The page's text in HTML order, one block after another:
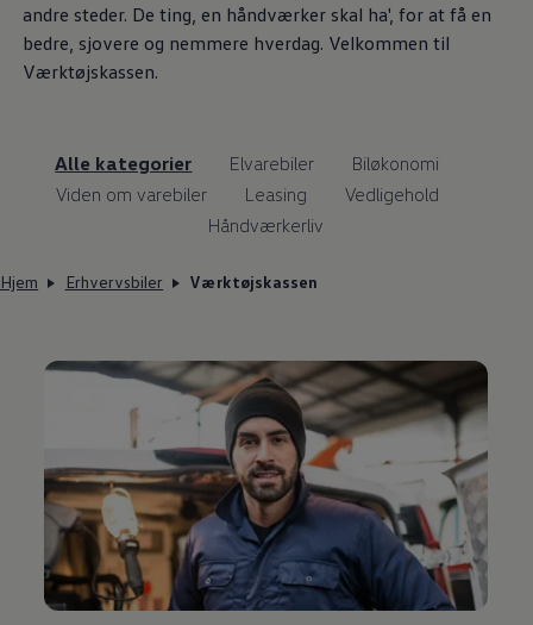
andre steder. De ting, en håndværker skal ha', for at få en
bedre, sjovere og nemmere hverdag. Velkommen til
Værktøjskassen.
Alle kategorier Elvarebiler
Biløkonomi
Viden om varebiler
Leasing
Vedligehold
Håndværkerliv
Hjem Erhvervsbiler Værktøjskassen